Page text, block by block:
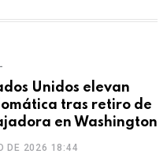
Unidos elevan
tras retiro de
en Washington
DE 2026 18:44